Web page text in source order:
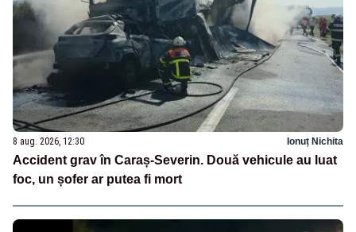
8 aug. 2026, 12:30 Ionuț Nichita
Accident grav în Caraș-Severin. Două vehicule au luat
foc, un șofer ar putea fi mort